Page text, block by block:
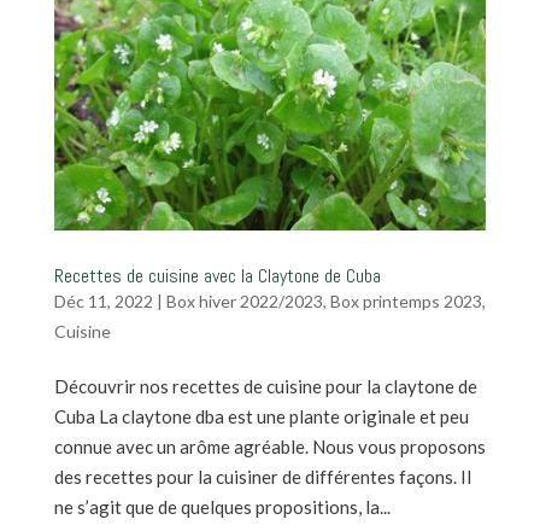
Recettes de cuisine avec la Claytone de Cuba
Déc 11, 2022 | Box hiver 2022/2023, Box printemps 2023,
Cuisine
Découvrir nos recettes de cuisine pour la claytone de
Cuba La claytone dba est une plante originale et peu
connue avec un arôme agréable. Nous vous proposons
des recettes pour la cuisiner de différentes façons. Il
ne s’agit que de quelques propositions, la...